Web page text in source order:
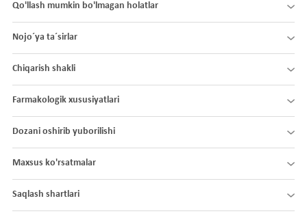
Qo'llash mumkin bo'lmagan holatlar
Nojo´ya ta´sirlar
Chiqarish shakli
Farmakologik xususiyatlari
Dozani oshirib yuborilishi
Maxsus ko'rsatmalar
Saqlash shartlari